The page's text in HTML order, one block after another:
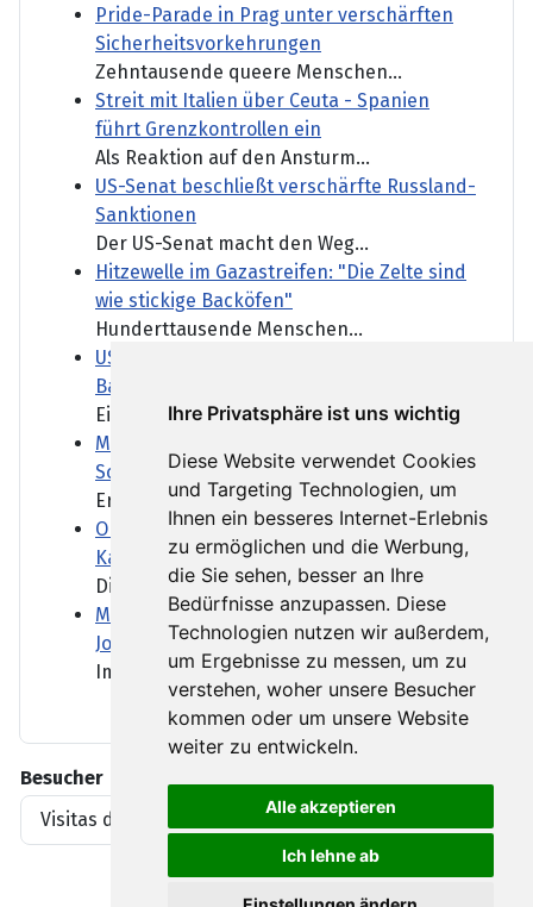
Ihre Privatsphäre ist uns wichtig
Diese Website verwendet Cookies
und Targeting Technologien, um
Ihnen ein besseres Internet-Erlebnis
zu ermöglichen und die Werbung,
die Sie sehen, besser an Ihre
Bedürfnisse anzupassen. Diese
Technologien nutzen wir außerdem,
um Ergebnisse zu messen, um zu
verstehen, woher unsere Besucher
kommen oder um unsere Website
weiter zu entwickeln.
Alle akzeptieren
Ich lehne ab
Pride-Parade in Prag unter verschärften
Sicherheitsvorkehrungen
Zehntausende queere Menschen...
Streit mit Italien über Ceuta - Spanien
führt Grenzkontrollen ein
Als Reaktion auf den Ansturm...
US-Senat beschließt verschärfte Russland-
Sanktionen
Der US-Senat macht den Weg...
Hitzewelle im Gazastreifen: "Die Zelte sind
wie stickige Backöfen"
Hunderttausende Menschen...
US-Gericht stoppt vorerst Bau von Trumps
Ballsaal
Ein Ballsaal nach den...
Minderjährige in Ceuta bringen Spanien in
Schwierigkeiten
Erwachsene Migranten haben...
Oman - ein Tanker und die Angst vor einer
Katastrophe
Die vor Oman auf Grund...
Marktbericht: Neuer DAX-Rekord nach US-
Job-Daten
Im Sog der Wall Street hat...
Besucher
Visitas del artículo